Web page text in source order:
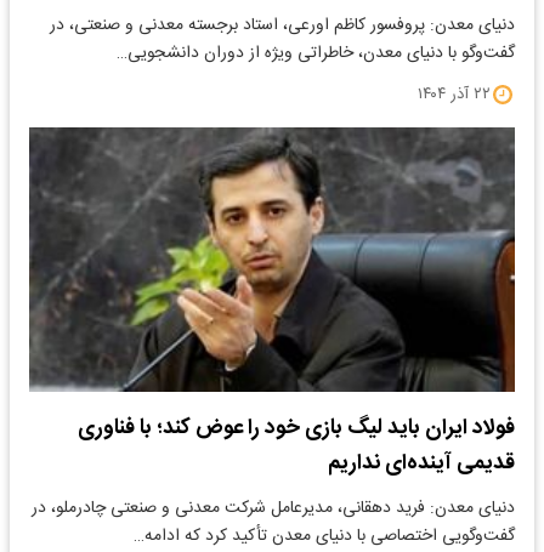
دنیای معدن: پروفسور کاظم اورعی، استاد برجسته معدنی و صنعتی، در
گفت‌وگو با دنیای معدن، خاطراتی ویژه از دوران دانشجویی…
۲۲ آذر ۱۴۰۴
فولاد ایران باید لیگ بازی خود را عوض کند؛ با فناوری
قدیمی آینده‌ای نداریم
دنیای معدن: فرید دهقانی، مدیرعامل شرکت معدنی و صنعتی چادرملو، در
گفت‌وگویی اختصاصی با دنیای معدن تأکید کرد که ادامه…